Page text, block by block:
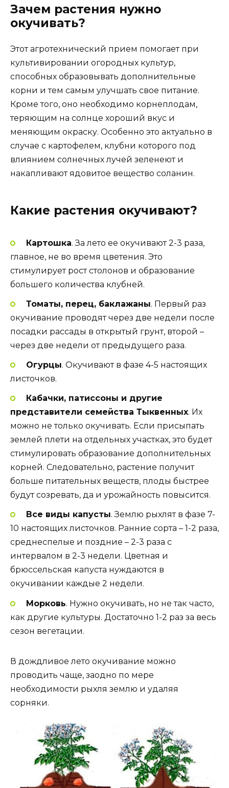
Зачем растения нужно
окучивать?
Этот агротехнический прием помогает при
культивировании огородных культур,
способных образовывать дополнительные
корни и тем самым улучшать свое питание.
Кроме того, оно необходимо корнеплодам,
теряющим на солнце хороший вкус и
меняющим окраску. Особенно это актуально в
случае с картофелем, клубни которого под
влиянием солнечных лучей зеленеют и
накапливают ядовитое вещество соланин.
Какие растения окучивают?
Картошка. За лето ее окучивают 2-3 раза,
главное, не во время цветения. Это
стимулирует рост столонов и образование
большего количества клубней.
Томаты, перец, баклажаны. Первый раз
окучивание проводят через две недели после
посадки рассады в открытый грунт, второй –
через две недели от предыдущего раза.
Огурцы. Окучивают в фазе 4-5 настоящих
листочков.
Кабачки, патиссоны и другие
представители семейства Тыквенных. Их
можно не только окучивать. Если присыпать
землей плети на отдельных участках, это будет
стимулировать образование дополнительных
корней. Следовательно, растение получит
больше питательных веществ, плоды быстрее
будут созревать, да и урожайность повысится.
Все виды капусты. Землю рыхлят в фазе 7-
10 настоящих листочков. Ранние сорта – 1-2 раза,
среднеспелые и поздние – 2-3 раза с
интервалом в 2-3 недели. Цветная и
брюссельская капуста нуждаются в
окучивании каждые 2 недели.
Морковь. Нужно окучивать, но не так часто,
как другие культуры. Достаточно 1-2 раз за весь
сезон вегетации.
В дождливое лето окучивание можно
проводить чаще, заодно по мере
необходимости рыхля землю и удаляя
сорняки.